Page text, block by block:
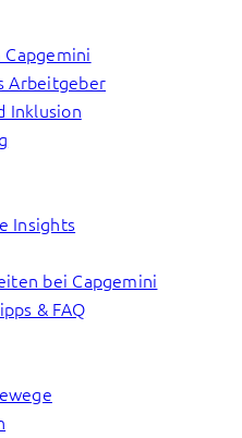
Arbeitgeber
Inklusion
Insights
bei Capgemini
& FAQ